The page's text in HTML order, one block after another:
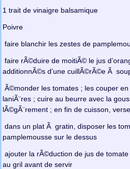
1 trait de vinaigre balsamique
Poivre
faire blanchir les zestes de
faire rÃ©duire de moitiÃ© le jus
additionnÃ©s d’une cuillÃ©rÃ©e Ã
Ã©monder les tomates ; les couper
laniÃ¨res ; cuire au beurre avec la
lÃ©gÃ¨rement ; en fin de cuisson,
dans un plat Ã gratin, disposer les
pamplemousse sur le dessus
ajouter la rÃ©duction de jus de
au gril avant de servir